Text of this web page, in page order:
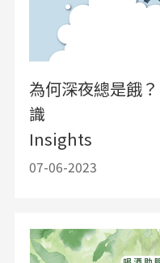
為何深夜總是餓
識
Insights
07-06-2023